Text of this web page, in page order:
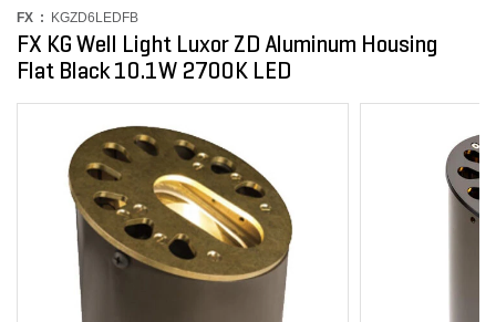
FX : KGZD6LEDFB
FX KG Well Light Luxor ZD Aluminum Housing
Flat Black 10.1W 2700K LED